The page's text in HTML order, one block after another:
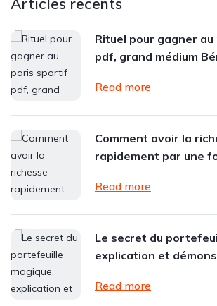
Rituel pour gagner
pdf, grand médium
Read more
Comment avoir la
rapidement par une
Read more
Le secret du
explication et
Read more